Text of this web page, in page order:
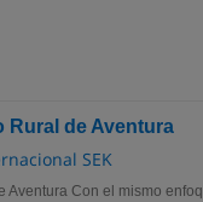
Rural de Aventura
SEK
Aventura Con el mismo